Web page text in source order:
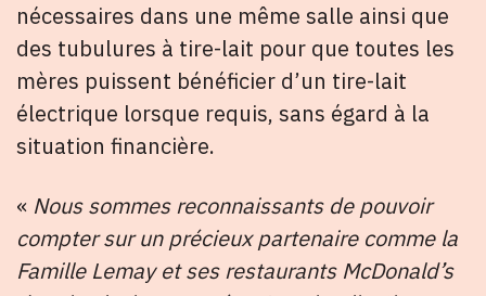
nécessaires dans une même salle ainsi que
des tubulures à tire-lait pour que toutes les
mères puissent bénéficier d’un tire-lait
électrique lorsque requis, sans égard à la
situation financière.
« Nous sommes reconnaissants de pouvoir
compter sur un précieux partenaire comme la
Famille Lemay et ses restaurants McDonald’s